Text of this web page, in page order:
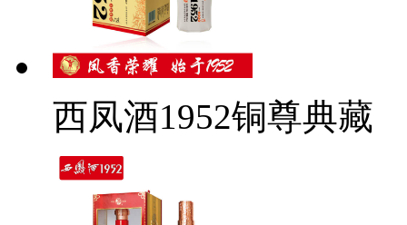
西凤酒1952铜尊典藏